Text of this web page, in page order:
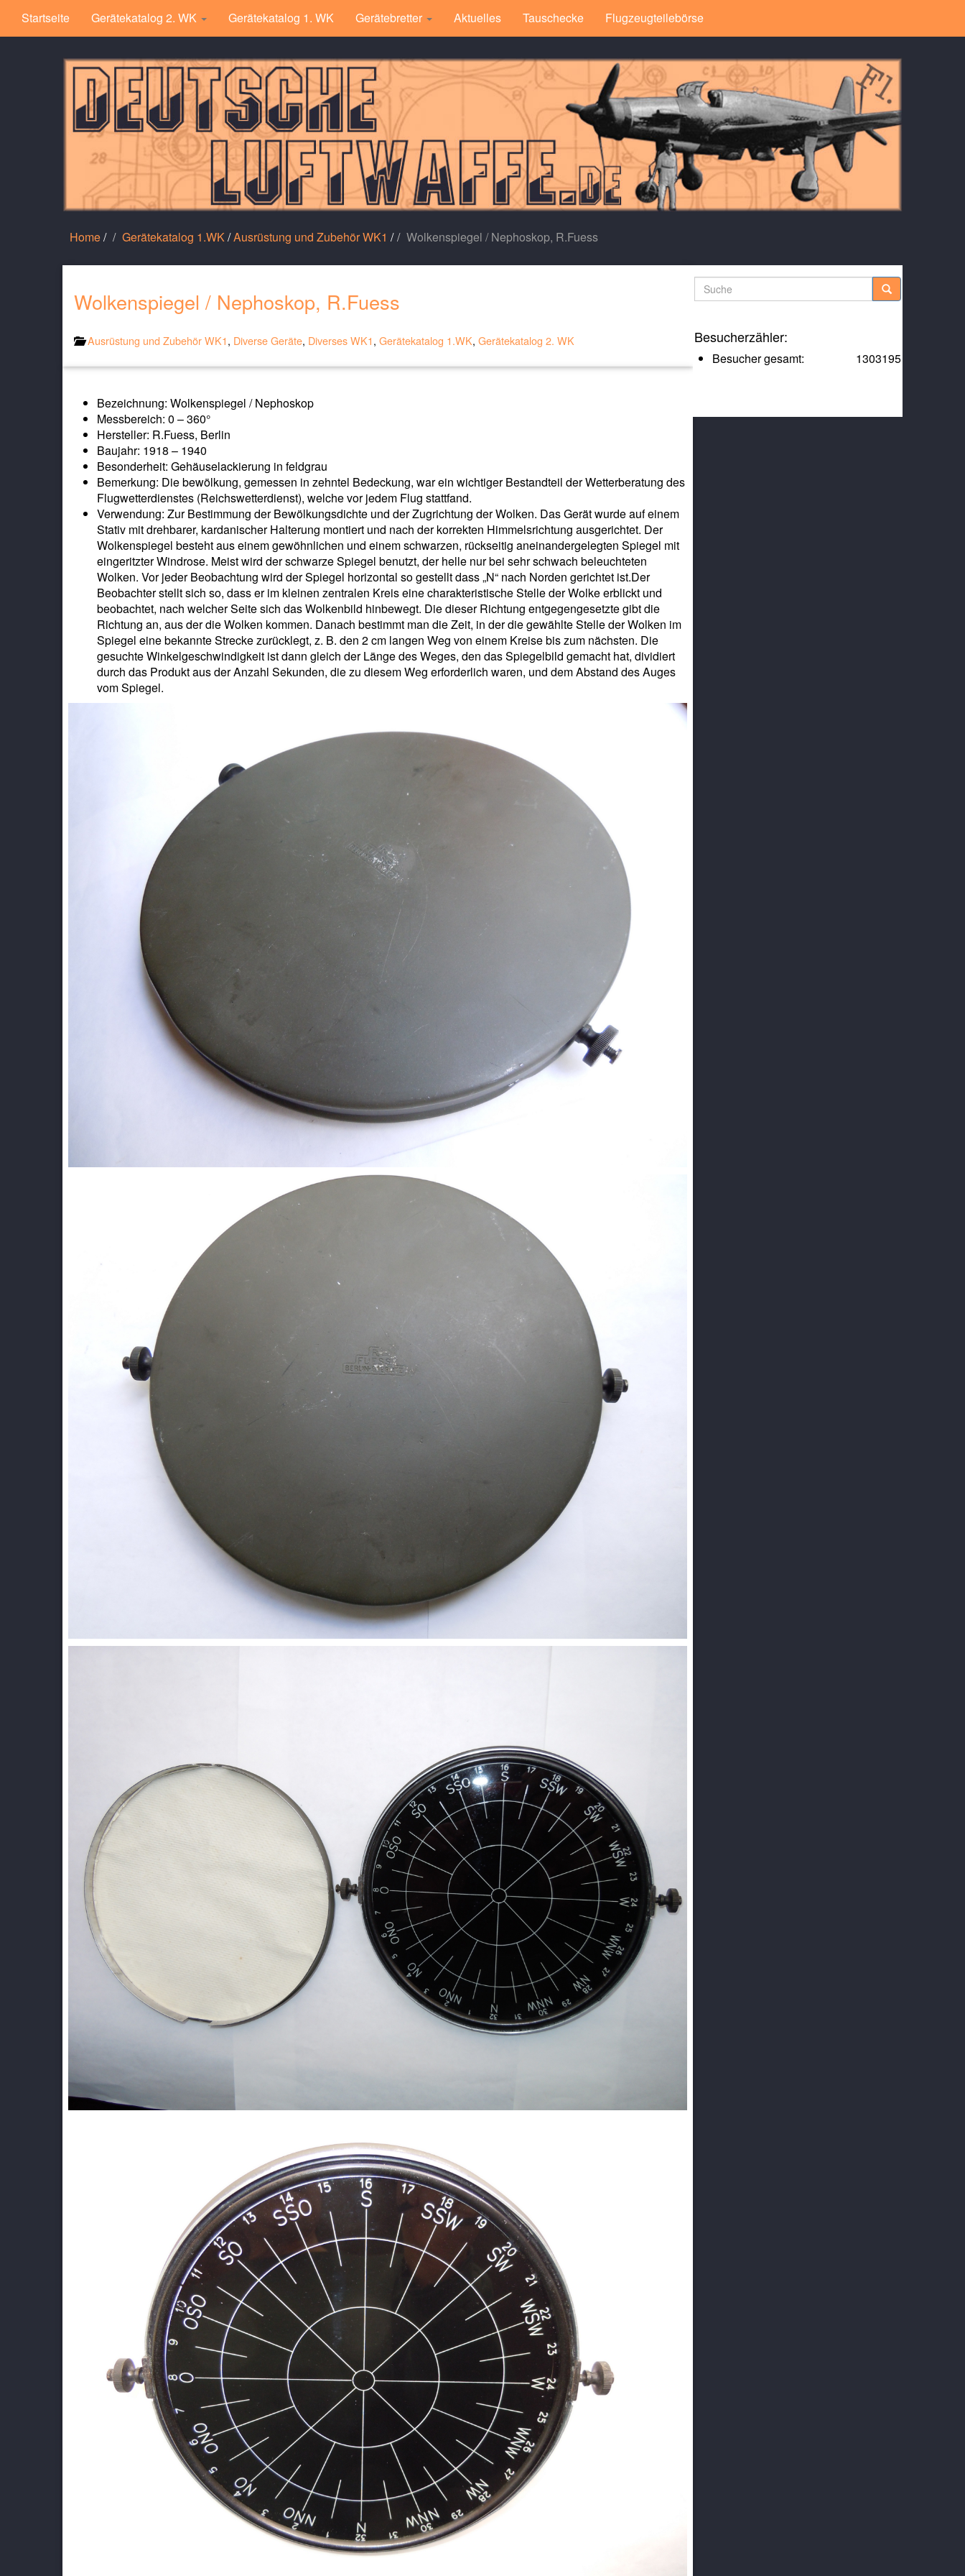
Startseite Gerätekatalog 2. WK Gerätekatalog 1. WK Gerätebretter Aktuelles Tauschecke Flugzeugteilebörse
Home/ Gerätekatalog 1.WK /Ausrüstung und Zubehör WK1 / Wolkenspiegel / Nephoskop, R.Fuess
Wolkenspiegel / Nephoskop, R.Fuess
Ausrüstung und Zubehör WK1, Diverse Geräte, Diverses WK1, Gerätekatalog 1.WK, Gerätekatalog 2. WK
Bezeichnung: Wolkenspiegel / Nephoskop
Messbereich: 0 – 360°
Hersteller: R.Fuess, Berlin
Baujahr: 1918 – 1940
Besonderheit: Gehäuselackierung in feldgrau
Bemerkung: Die bewölkung, gemessen in zehntel Bedeckung, war ein wichtiger Bestandteil der Wetterberatung des
Flugwetterdienstes (Reichswetterdienst), welche vor jedem Flug stattfand.
Verwendung: Zur Bestimmung der Bewölkungsdichte und der Zugrichtung der Wolken. Das Gerät wurde auf einem
Stativ mit drehbarer, kardanischer Halterung montiert und nach der korrekten Himmelsrichtung ausgerichtet. Der
Wolkenspiegel besteht aus einem gewöhnlichen und einem schwarzen, rückseitig aneinandergelegten Spiegel mit
eingeritzter Windrose. Meist wird der schwarze Spiegel benutzt, der helle nur bei sehr schwach beleuchteten
Wolken. Vor jeder Beobachtung wird der Spiegel horizontal so gestellt dass „N“ nach Norden gerichtet ist.Der
Beobachter stellt sich so, dass er im kleinen zentralen Kreis eine charakteristische Stelle der Wolke erblickt und
beobachtet, nach welcher Seite sich das Wolkenbild hinbewegt. Die dieser Richtung entgegengesetzte gibt die
Richtung an, aus der die Wolken kommen. Danach bestimmt man die Zeit, in der die gewählte Stelle der Wolken im
Spiegel eine bekannte Strecke zurücklegt, z. B. den 2 cm langen Weg von einem Kreise bis zum nächsten. Die
gesuchte Winkelgeschwindigkeit ist dann gleich der Länge des Weges, den das Spiegelbild gemacht hat, dividiert
durch das Produkt aus der Anzahl Sekunden, die zu diesem Weg erforderlich waren, und dem Abstand des Auges
vom Spiegel.
Suche
Besucherzähler:
1303195
Besucher gesamt: